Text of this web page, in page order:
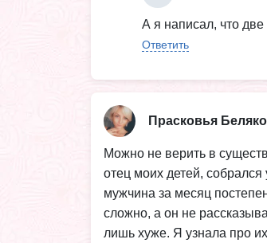
А я написал, что
Ответить
Прасковья
Можно не верить в
отец моих детей,
мужчина за месяц
сложно, а он не
лишь хуже. Я узнала про